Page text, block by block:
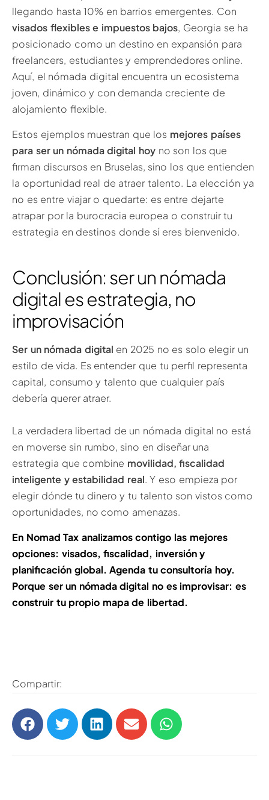
llegando hasta 10% en barrios emergentes. Con
visados flexibles e impuestos bajos, Georgia se ha
posicionado como un destino en expansión para
freelancers, estudiantes y emprendedores online.
Aquí, el nómada digital encuentra un ecosistema
joven, dinámico y con demanda creciente de
alojamiento flexible.
Estos ejemplos muestran que los mejores países
para ser un nómada digital hoy no son los que
firman discursos en Bruselas, sino los que entienden
la oportunidad real de atraer talento. La elección ya
no es entre viajar o quedarte: es entre dejarte
atrapar por la burocracia europea o construir tu
estrategia en destinos donde sí eres bienvenido.
Conclusión: ser un nómada
digital es estrategia, no
improvisación
Ser un nómada digital en 2025 no es solo elegir un
estilo de vida. Es entender que tu perfil representa
capital, consumo y talento que cualquier país
debería querer atraer.
La verdadera libertad de un nómada digital no está
en moverse sin rumbo, sino en diseñar una
estrategia que combine movilidad, fiscalidad
inteligente y estabilidad real. Y eso empieza por
elegir dónde tu dinero y tu talento son vistos como
oportunidades, no como amenazas.
En Nomad Tax analizamos contigo las mejores
opciones: visados, fiscalidad, inversión y
planificación global. Agenda tu consultoría hoy.
Porque ser un nómada digital no es improvisar: es
construir tu propio mapa de libertad.
Compartir: